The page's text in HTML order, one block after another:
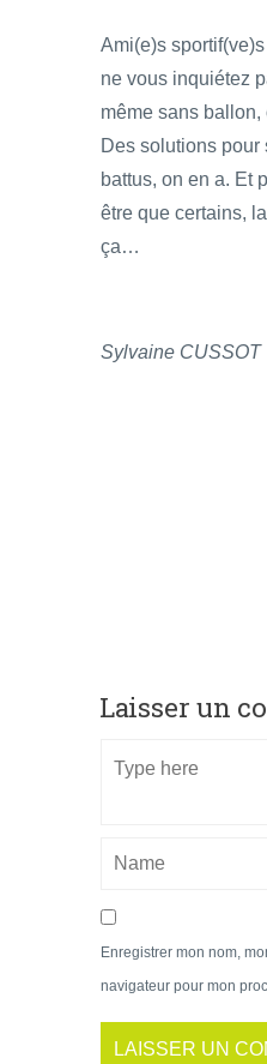
Ami(e)s
ne vous inquiétez
même sans ballon,
Des solutions pour
battus, on en a. Et
être que certains,
ça…
Sylvaine CUSSOT
Laisser un
Enregistrer mon nom,
navigateur pour mon